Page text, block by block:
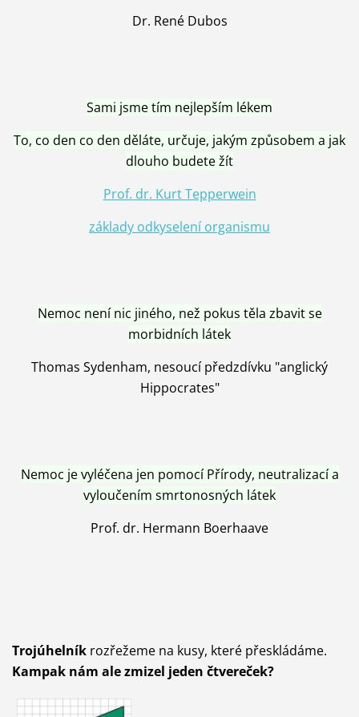
Dr. René Dubos
Sami jsme tím nejlepším lékem
To, co den co den děláte, určuje, jakým způsobem a jak
dlouho budete žít
Prof. dr. Kurt Tepperwein
základy odkyselení organismu
Nemoc není nic jiného, než pokus těla zbavit se
morbidních látek
Thomas Sydenham, nesoucí předzdívku "anglický
Hippocrates"
Nemoc je vyléčena jen pomocí Přírody, neutralizací a
vyloučením smrtonosných látek
Prof. dr. Hermann Boerhaave
Trojúhelníkrozřežeme na kusy, které přeskládáme.
Kampak nám ale zmizel jeden čtvereček?